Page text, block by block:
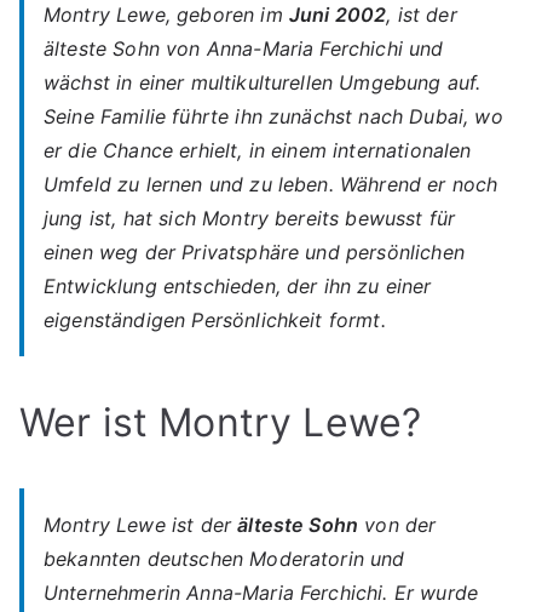
Montry Lewe, geboren im Juni 2002, ist der
älteste Sohn von Anna-Maria Ferchichiund
wächst in einer multikulturellen Umgebung auf.
Seine Familie führte ihn zunächst nach Dubai, wo
er die Chance erhielt, in einem internationalen
Umfeld zu lernen und zu leben. Während er noch
jung ist, hat sich Montry bereits bewusst für
einen weg der Privatsphäre und persönlichen
Entwicklungentschieden, der ihn zu einer
eigenständigen Persönlichkeit formt.
Wer ist Montry Lewe?
Montry Lewe ist derälteste Sohn von der
bekannten deutschen Moderatorin und
UnternehmerinAnna-Maria Ferchichi. Er wurde